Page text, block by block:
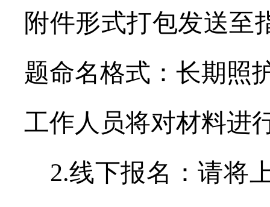
附件形式打包发送至
题命名格式：长期照
工作人员将对材料进
2.线下报名：请将